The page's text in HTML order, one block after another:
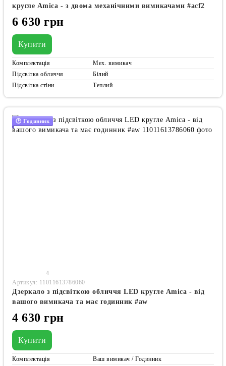
кругле Amica - з двома механічними вимикачами #acf2
6 630 грн
Купити
Комплектація
Мех. вимикач
Підсвітка обличчя
Білий
Підсвітка стіни
Теплий
🕑 Годинник
4
Артикул: 11011613786060
Дзеркало з підсвіткою обличчя LED кругле Amica - від
вашого вимикача та має годинник #aw
4 630 грн
Купити
Комплектація
Ваш вимикач / Годинник